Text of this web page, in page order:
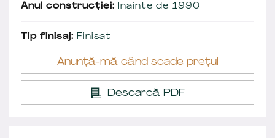
Anul construcției: Inainte de 1990
Tip finisaj: Finisat
Anunță-mă când scade prețul
Descarcă PDF